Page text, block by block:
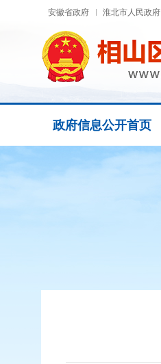
安徽省政府 淮北市人民政府
政府信息公开首页